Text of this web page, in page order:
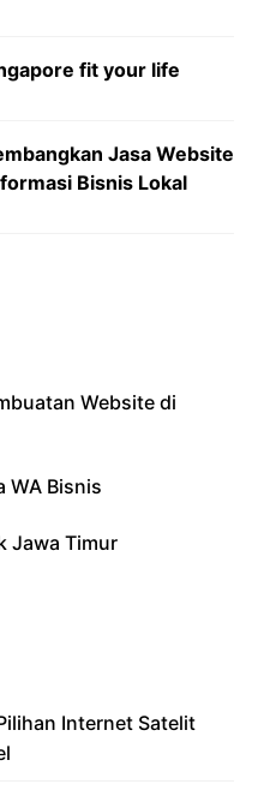
fit your life
Jasa Website
Bisnis Lokal
Website di
WA Bisnis
Jawa Timur
Internet Satelit